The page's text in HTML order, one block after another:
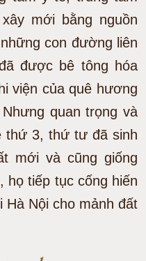
mới bằng nguồn
con đường liên
được bê tông hóa
viện của quê hương
quan trọng và
thứ 3, thứ tư đã sinh
mới và cũng giống
họ tiếp tục cống hiến
Nội cho mảnh đất